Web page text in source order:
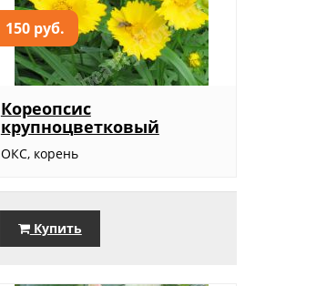
150 руб.
Кореопсис
крупноцветковый
ОКС, корень
Купить